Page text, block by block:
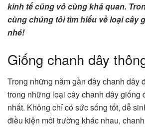
kinh tế cũng vô cùng khả quan.
cùng chúng tôi tìm hiểu về loại cây
nhé!
Giống chanh dây
Trong những năm gần đây chanh dây
trong những loại cây chanh dây giống
nhất. Không chỉ có sức sống tốt, dễ
điều kiện môi trường khác nhau,